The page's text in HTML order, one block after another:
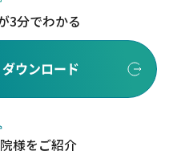
3分でわかる
ウンロード
様をご紹介